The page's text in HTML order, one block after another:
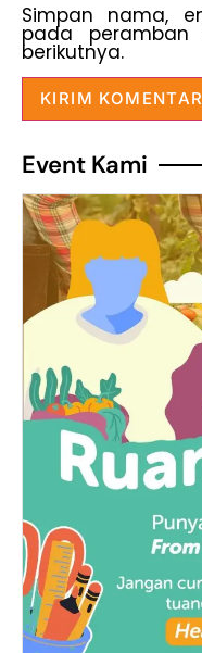
Simpan nama,
pada
berikutnya.
Event Kami